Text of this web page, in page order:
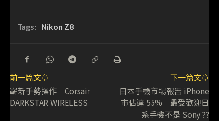
Tags: Nikon Z8
前一篇文章
嶄新手勢操作 Corsair
DARKSTAR WIRELESS
下一篇文章
日本手機市場報告 iPhone
市佔達 55% 最受歡迎日
系手機不是 Sony ??